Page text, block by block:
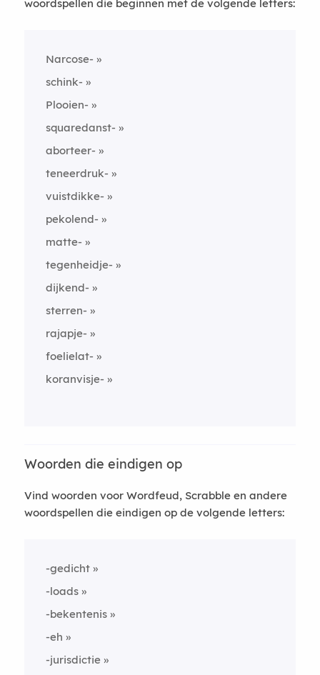
woordspellen die beginnen met de volgende letters:
Narcose-
schink-
Plooien-
squaredanst-
aborteer-
teneerdruk-
vuistdikke-
pekolend-
matte-
tegenheidje-
dijkend-
sterren-
rajapje-
foelielat-
koranvisje-
Woorden die eindigen op
Vind woorden voor Wordfeud, Scrabble en andere
woordspellen die eindigen op de volgende letters:
-gedicht
-loads
-bekentenis
-eh
-jurisdictie